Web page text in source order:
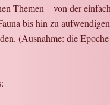
Themen – von der
bis hin zu aufwendigen
(Ausnahme: die